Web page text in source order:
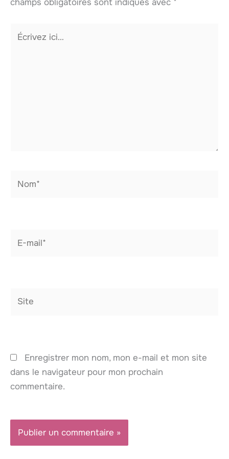
champs obligatoires sont indiqués avec *
Écrivez
mail*
Enregistrer mon nom, mon e-mail et mon site
dans le navigateur pour mon prochain
commentaire.